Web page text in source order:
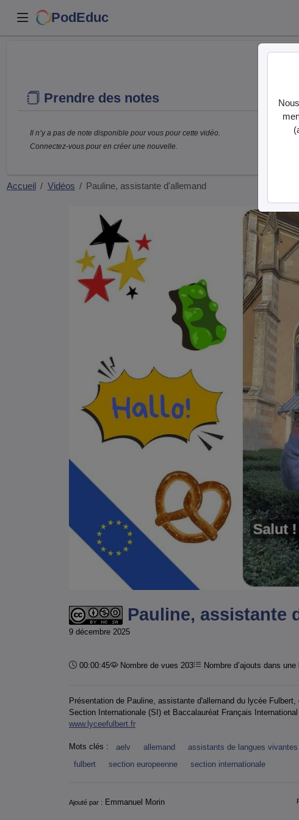
PodEduc
Prendre des notes
Il n’y a pas de note disponible pour vous pour cette vidéo.
Connectez-vous pour en créer une nouvelle.
Accueil Vidéos Pauline, assistante d'allemand
Pauline, assistante
9 décembre 2025
Durée :
00:00:45 Nombre de vues 203 Nombre d’ajouts dans
Présentation de Pauline, assistante d'allemand du lycée
Section Internationale (SI) et Baccalauréat Français
www.lyceefulbert.fr
Mots clés : aelv allemand assistants de langues vivantes
fulbert
section europeenne section internationale
Informations
Ajouté par : Emmanuel Morin